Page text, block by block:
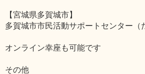
【宮城県多賀城市】
多賀城市市民活動サポートセンター（
オンライン幸座も可能です
その他